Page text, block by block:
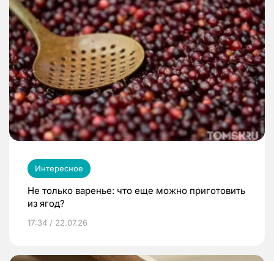
Интересное
Не только варенье: что еще можно приготовить
из ягод?
17:34 / 22.07.26